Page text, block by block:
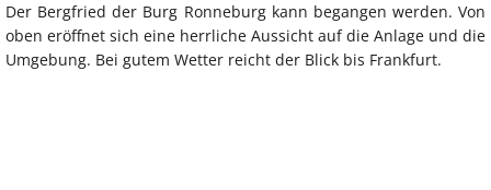
Der Bergfried der Burg Ronneburg kann begangen werden. Von
oben eröffnet sich eine herrliche Aussicht auf die Anlage und die
Umgebung. Bei gutem Wetter reicht der Blick bis Frankfurt.